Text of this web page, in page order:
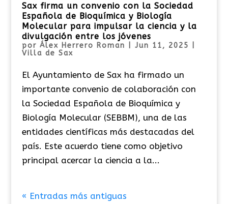
Sax firma un convenio con la Sociedad
Española de Bioquímica y Biología
Molecular para impulsar la ciencia y la
divulgación entre los jóvenes
por Álex Herrero Roman Jun 11, 2025
Villa de Sax
El Ayuntamiento de Sax ha firmado un
importante convenio de colaboración con
la Sociedad Española de Bioquímica y
Biología Molecular (SEBBM), una de las
entidades científicas más destacadas del
país. Este acuerdo tiene como objetivo
principal acercar la ciencia a la...
« Entradas más antiguas